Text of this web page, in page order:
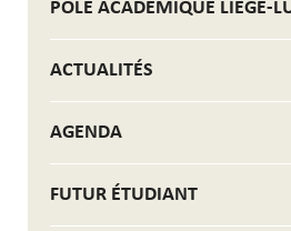
PÔLE ACADÉMIQUE LIÈGE-
ACTUALITÉS
AGENDA
FUTUR ÉTUDIANT